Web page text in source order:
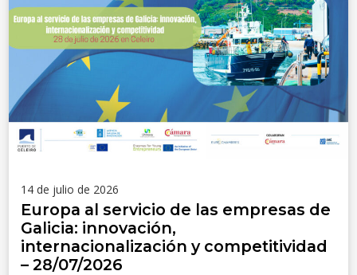
14 de julio de 2026
Europa al servicio de las empresas de
Galicia: innovación,
internacionalización y competitividad
– 28/07/2026